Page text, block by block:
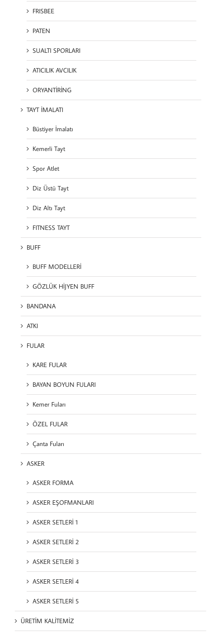
FRISBEE
PATEN
SUALTI SPORLARI
ATICILIK AVCILIK
ORYANTİRİNG
TAYT İMALATI
Büstiyer İmalatı
Kemerli Tayt
Spor Atlet
Diz Üstü Tayt
Diz Altı Tayt
FITNESS TAYT
BUFF
BUFF MODELLERİ
GÖZLÜK HİJYEN BUFF
BANDANA
ATKI
FULAR
KARE FULAR
BAYAN BOYUN FULARI
Kemer Fuları
ÖZEL FULAR
Çanta Fuları
ASKER
ASKER FORMA
ASKER EŞOFMANLARI
ASKER SETLERİ 1
ASKER SETLERİ 2
ASKER SETLERİ 3
ASKER SETLERİ 4
ASKER SETLERİ 5
ÜRETİM KALİTEMİZ